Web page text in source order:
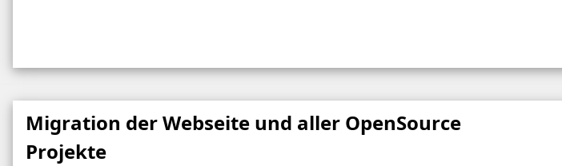
Migration der Webseite und aller OpenSource
Projekte